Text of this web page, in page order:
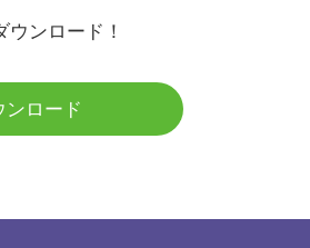
ウンロード！
ンロード